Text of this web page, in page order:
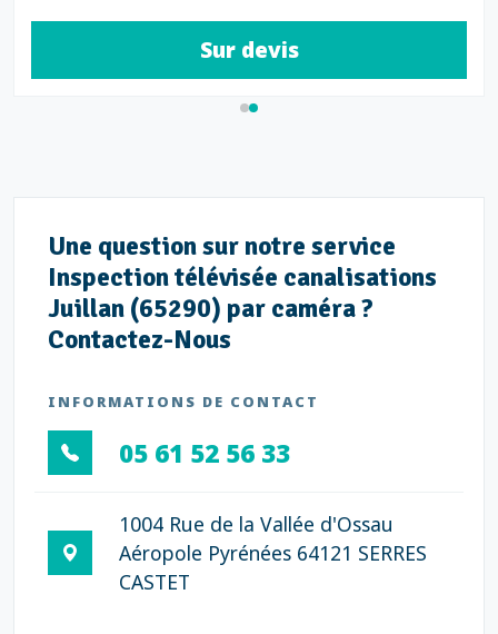
Sur devis
Une question sur notre service
Inspection télévisée canalisations
Juillan (65290) par caméra ?
Contactez-Nous
INFORMATIONS DE CONTACT
05 61 52 56 33
1004 Rue de la Vallée d'Ossau
Aéropole Pyrénées 64121 SERRES
CASTET